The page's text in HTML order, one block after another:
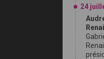
24